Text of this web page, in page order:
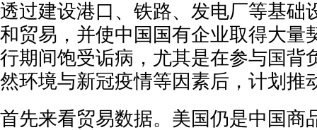
透过建设港口、铁路、发电厂等基础
和贸易，并使中国国有企业取得大量
行期间饱受诟病，尤其是在参与国背
然环境与新冠疫情等因素后，计划推
首先来看贸易数据。美国仍是中国商